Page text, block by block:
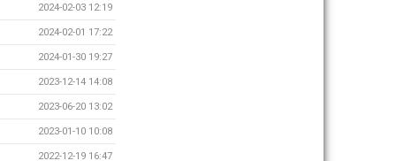
2024-02-03 12:19
2024-02-01 17:22
2024-01-30 19:27
2023-12-14 14:08
2023-06-20 13:02
2023-01-10 10:08
2022-12-19 16:47